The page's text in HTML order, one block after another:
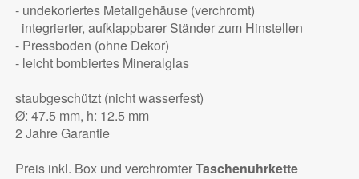
- undekoriertes Metallgehäuse (verchromt)
integrierter, aufklappbarer Ständer zum Hinstellen
- Pressboden (ohne Dekor)
- leicht bombiertes Mineralglas
staubgeschützt (nicht wasserfest)
Ø: 47.5 mm, h: 12.5 mm
2 Jahre Garantie
Preis inkl. Box und verchromterTaschenuhrkette